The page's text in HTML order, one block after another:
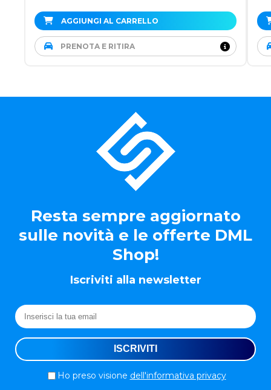
AGGIUNGI AL CARRELLO
PRENOTA E RITIRA
Resta sempre aggiornato
sulle novità e le offerte DML
Shop!
Iscriviti alla newsletter
Ho preso visione dell'informativa privacy